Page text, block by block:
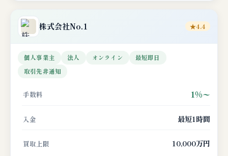
株式会社No.1 ★4.4
個人事業主 法人 オンライン
最短即日
取引先非通知
手数料 1%〜
入金 最短1時間
買取上限 10,000万円